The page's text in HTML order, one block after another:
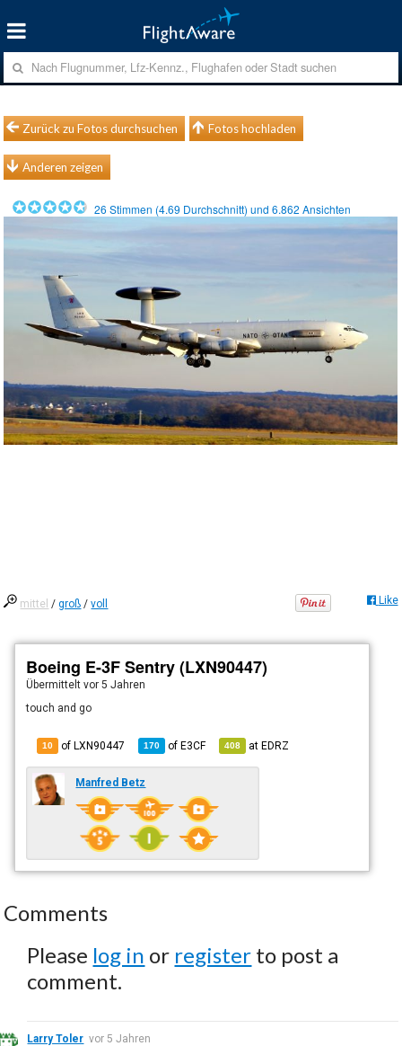
Zurück zu Fotos durchsuchen Fotos hochladen
Anderen zeigen
26 Stimmen (4.69 Durchschnitt) und6.862 Ansichten
mittel /groß /voll Like
Boeing E-3F Sentry (LXN90447)
Übermitteltvor 5 Jahren
touch and go
10 of LXN90447 170 ofE3CF 408 atEDRZ
Manfred Betz
Comments
Please log in or register to post a
comment.
Larry Toler vor 5 Jahren